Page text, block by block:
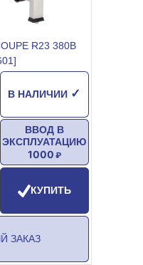
R23 380В
В НАЛИЧИИ ✓
ВВОД В
ЭКСПЛУАТАЦИЮ
1000
КУПИТЬ
ЗАКАЗ